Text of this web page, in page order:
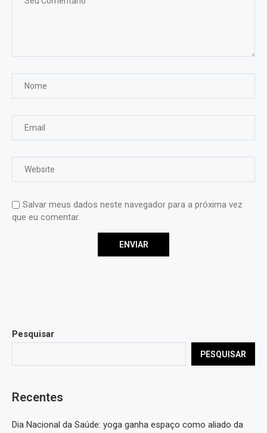
Salvar meus dados neste navegador para a próxima vez
que eu comentar.
Pesquisar
PESQUISAR
Recentes
Dia Nacional da Saúde: yoga ganha espaço como aliado da